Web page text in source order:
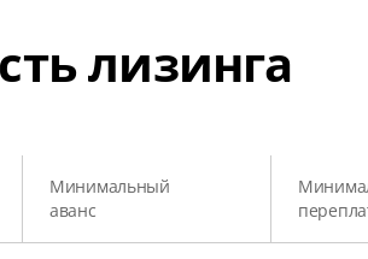
лизинга
Минимальный
аванс